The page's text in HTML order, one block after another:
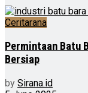
Ceritarana
Permintaan Batu
Bersiap
by Sirana.id